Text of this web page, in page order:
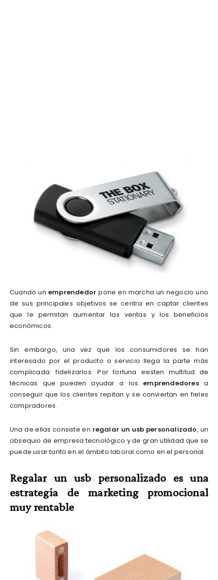
Cuando un emprendedor pone en marcha un negocio uno
de sus principales objetivos se centra en captar clientes
que le permitan aumentar las ventas y los beneficios
económicos.
Sin embargo, una vez que los consumidores se han
interesado por el producto o servicio llega la parte más
complicada: fidelizarlos. Por fortuna existen multitud de
técnicas que pueden ayudar a losemprendedoresa
conseguir que los clientes repitan y se conviertan en fieles
compradores.
Una de ellas consiste en regalar un usb personalizado, un
obsequio de empresa tecnológico y de gran utilidad que se
puede usar tanto en el ámbito laboral como en el personal.
Regalar un usb personalizado es una
estrategia de marketing promocional
muy rentable